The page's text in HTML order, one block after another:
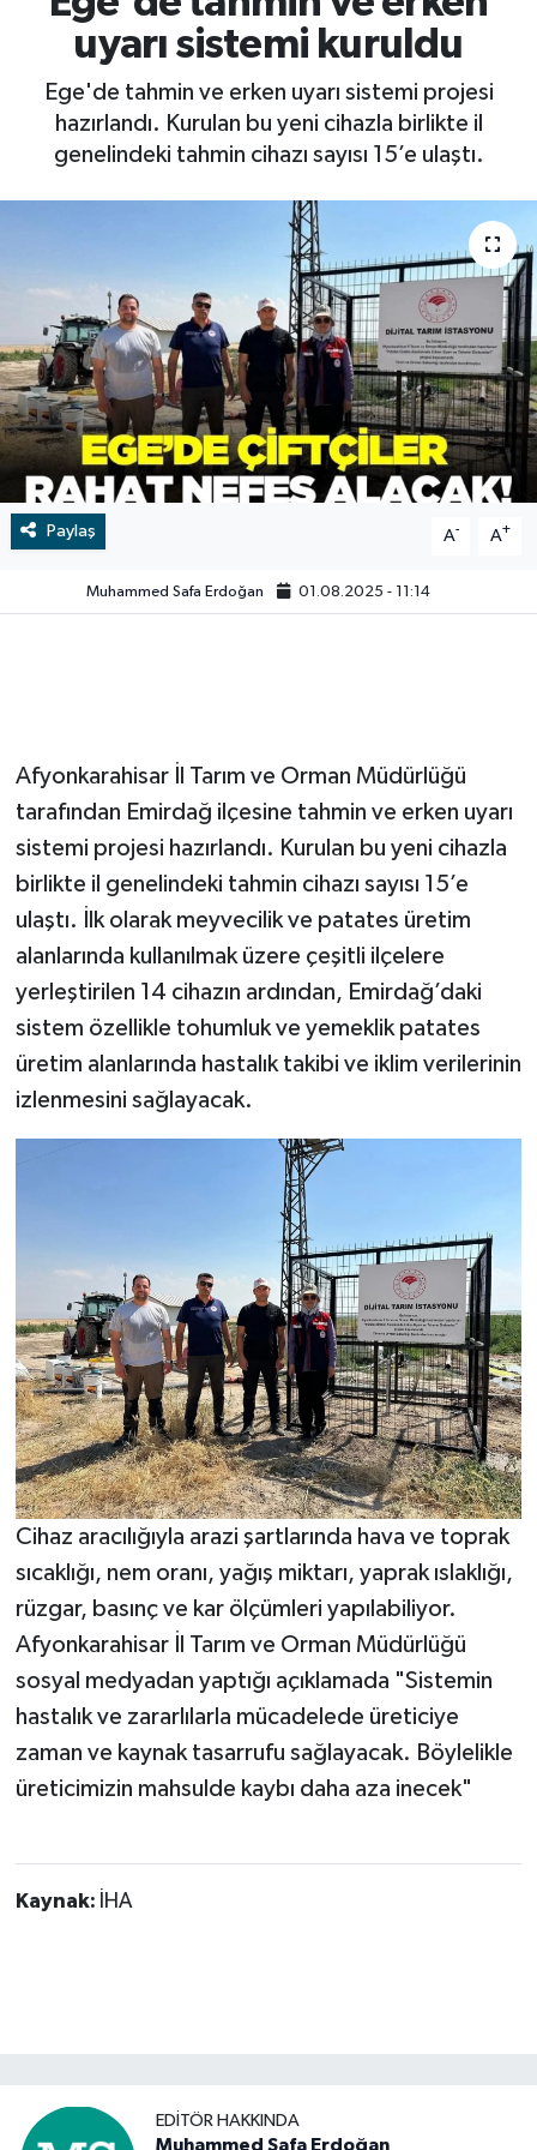
uyarı sistemi kuruldu
Ege'de tahmin ve erken uyarı sistemi projesi
hazırlandı. Kurulan bu yeni cihazla birlikte il
genelindeki tahmin cihazı sayısı 15’e ulaştı.
Paylaş A- A+
Muhammed Safa Erdoğan 01.08.2025 - 11:14
Afyonkarahisar İl Tarım ve Orman Müdürlüğü
tarafından Emirdağ ilçesine tahmin ve erken uyarı
sistemi projesi hazırlandı. Kurulan bu yeni cihazla
birlikte il genelindeki tahmin cihazı sayısı 15’e
ulaştı. İlk olarak meyvecilik ve patates üretim
alanlarında kullanılmak üzere çeşitli ilçelere
yerleştirilen 14 cihazın ardından, Emirdağ’daki
sistem özellikle tohumluk ve yemeklik patates
üretim alanlarında hastalık takibi ve iklim verilerinin
izlenmesini sağlayacak.
Cihaz aracılığıyla arazi şartlarında hava ve toprak
sıcaklığı, nem oranı, yağış miktarı, yaprak ıslaklığı,
rüzgar, basınç ve kar ölçümleri yapılabiliyor.
Afyonkarahisar İl Tarım ve Orman Müdürlüğü
sosyal medyadan yaptığı açıklamada "Sistemin
hastalık ve zararlılarla mücadelede üreticiye
zaman ve kaynak tasarrufu sağlayacak. Böylelikle
üreticimizin mahsulde kaybı daha aza inecek"
Kaynak: İHA
EDITÖR HAKKINDA
Muhammed Safa Erdoğan
RESMİ İLAN
BİLİM VE TEKNOLOJİ
RESMİ İLAN
Yaşam
Tarih
Dünya
İletişim
Künye
SPOR
Vefat
Video